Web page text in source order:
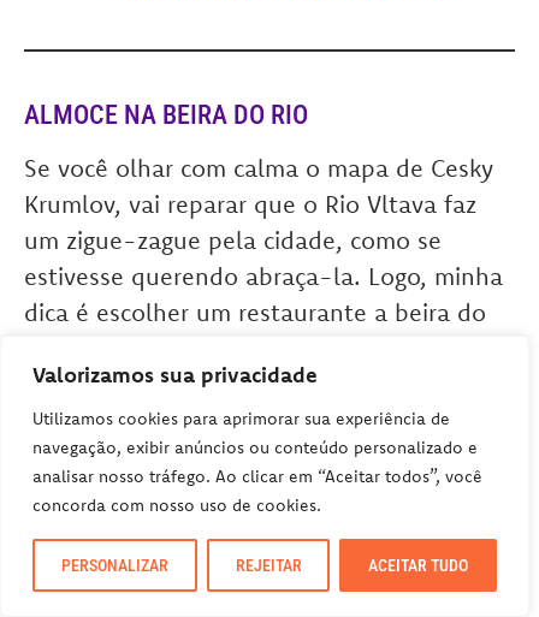
Valorizamos sua privacidade
Utilizamos cookies para aprimorar sua experiência de
navegação, exibir anúncios ou conteúdo personalizado e
analisar nosso tráfego. Ao clicar em “Aceitar todos”, você
concorda com nosso uso de cookies.
PERSONALIZAR REJEITAR ACEITAR TUDO
ALMOCE NA BEIRA DO RIO
Se você olhar com calma o mapa de Cesky
Krumlov, vai reparar que o Rio Vltava faz
um zigue-zague pela cidade, como se
estivesse querendo abraça-la. Logo, minha
dica é escolher um restaurante a beira do
fizemos isso e foi uma delícia. Nós
comemos noPapa’s Living Restaurant, foi
bom, mas nada imperdível (tirando a vista,
claro!).
A culinária de Český Krumlov é uma rica